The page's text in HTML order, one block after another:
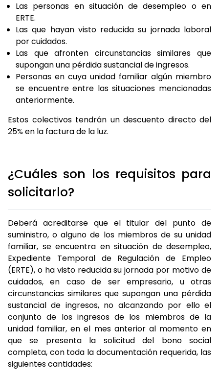
Las personas en situación de desempleo o en
ERTE.
Las que hayan visto reducida su jornada laboral
por cuidados.
Las que afronten circunstancias similares que
supongan una pérdida sustancial de ingresos.
Personas en cuya unidad familiar algún miembro
se encuentre entre las situaciones mencionadas
anteriormente.
Estos colectivos tendrán un descuento directo del
25% en la factura de la luz.
¿Cuáles son los requisitos para
solicitarlo?
Deberá acreditarse que el titular del punto de
suministro, o alguno de los miembros de su unidad
familiar, se encuentra en situación de desempleo,
Expediente Temporal de Regulación de Empleo
(ERTE), o ha visto reducida su jornada por motivo de
cuidados, en caso de ser empresario, u otras
circunstancias similares que supongan una pérdida
sustancial de ingresos, no alcanzando por ello el
conjunto de los ingresos de los miembros de la
unidad familiar, en el mes anterior al momento en
que se presenta la solicitud del bono social
completa, con toda la documentación requerida, las
siguientes cantidades: